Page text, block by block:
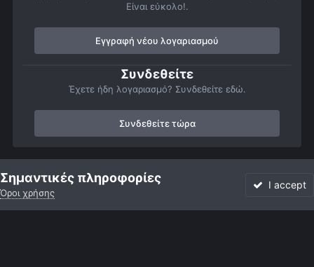
Είναι εύκολο!.
Εγγραφή νέου λογαριασμού
Συνδεθείτε
Έχετε ήδη λογαριασμό? Συνδεθείτε εδώ.
Συνδεθείτε τώρα
Αρχή Αστροφωτογραφίες Βαθύς Ουρανός
Σημαντικές πληροφορίες
Όροι χρήσης
I accept
Forum